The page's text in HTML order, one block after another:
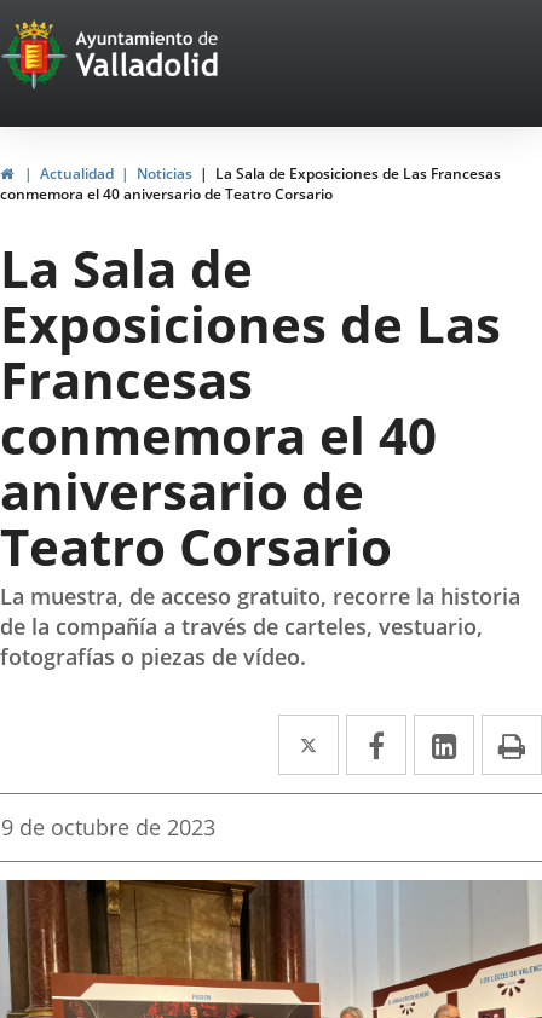
Portal
Web
del
Ayuntamiento
de
Valladolid
InicioActualidad Noticias
La Sala de Exposiciones de Las Francesas
conmemora el 40 aniversario de Teatro Corsario
La Sala de
Exposiciones de Las
Francesas
conmemora el 40
aniversario de
Teatro Corsario
La muestra, de acceso gratuito, recorre la historia
de la compañía a través de carteles, vestuario,
fotografías o piezas de vídeo.
Twitter
Enlace
a
aplicación
Facebook
Enlace
a
aplicación
Enlace
a
Fecha
la
noticia
9 de octubre de 2023